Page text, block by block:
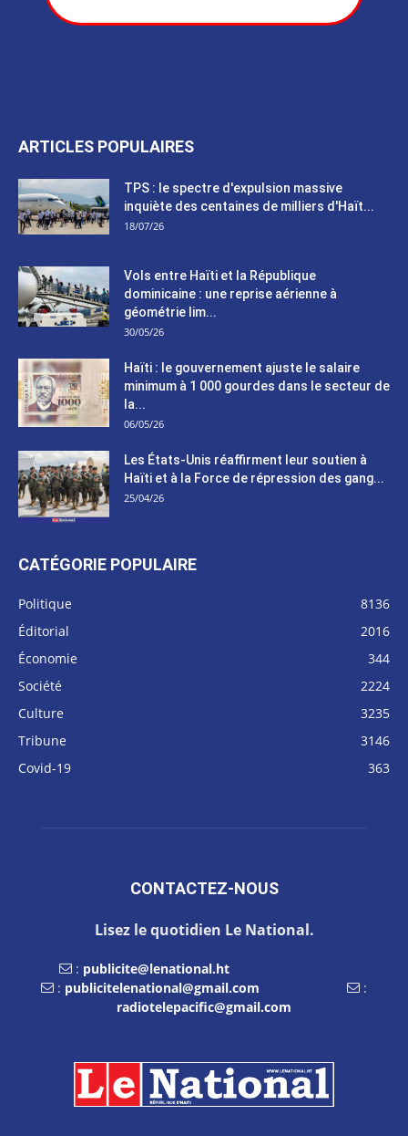
ARTICLES POPULAIRES
TPS : le spectre d'expulsion massive
inquiète des centaines de milliers d'Haït...
18/07/26
Vols entre Haïti et la République
dominicaine : une reprise aérienne à
géométrie lim...
30/05/26
Haïti : le gouvernement ajuste le salaire
minimum à 1 000 gourdes dans le secteur de
la...
06/05/26
Les États-Unis réaffirment leur soutien à
Haïti et à la Force de répression des gang...
25/04/26
CATÉGORIE POPULAIRE
Politique
8136
Éditorial
2016
Économie
344
Société
2224
Culture
3235
Tribune
3146
Covid-19
363
CONTACTEZ-NOUS
Lisez le quotidien Le National.
: publicite@lenational.ht
: publicitelenational@gmail.com
:
radiotelepacific@gmail.com